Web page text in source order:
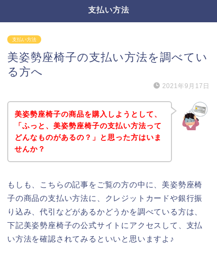
支払い方法
支払い方法
美姿勢座椅子の支払い方法を調べてい
る方へ
2021年9月17日
美姿勢座椅子の商品を購入しようとして、
「ふっと、美姿勢座椅子の支払い方法って
どんなものがあるの？」と思った方はいま
せんか？
もしも、こちらの記事をご覧の方の中に、美姿勢座椅
子の商品の支払い方法に、クレジットカードや銀行振
り込み、代引などがあるかどうかを調べている方は、
下記美姿勢座椅子の公式サイトにアクセスして、支払
い方法を確認されてみるといいと思いますよ♪